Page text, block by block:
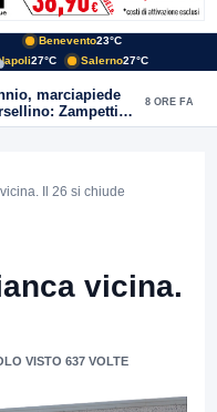
Benevento23°C
27°C Salerno27°C
marciapiede
Zampetti e
alle polemiche
8 ORE FA
Il 26 si chiude
vicina.
VISTO 637 VOLTE